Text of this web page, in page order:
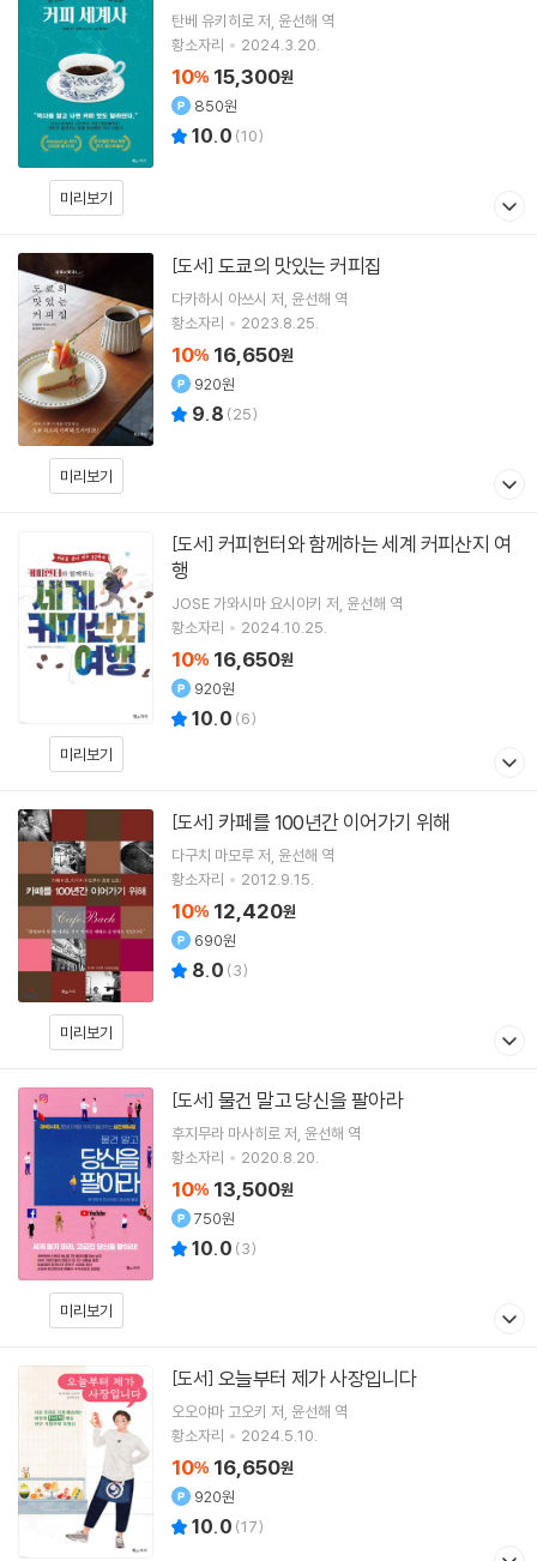
미리보기
탄베 유키히로 저 윤선해 역
황소자리
2024.3.20.
10% 15,300원
850원
10.0 (10)
미리보기
[도서] 도쿄의 맛있는 커피집
다카하시 아쓰시 저 윤선해 역
황소자리
2023.8.25.
10% 16,650원
920원
9.8 (25)
미리보기
[도서]
행
JOSE 가와시마 요시아키 저 윤선해 역
황소자리
2024.10.25.
10% 16,650원
920원
10.0 (6)
미리보기
[도서] 카페를 100년간 이어가기 위해
다구치 마모루저 윤선해 역
황소자리
2012.9.15.
10% 12,420원
690원
8.0 (3)
미리보기
[도서] 물건 말고 당신을 팔아라
후지무라 마사히로 저 윤선해 역
황소자리
2020.8.20.
10% 13,500원
750원
10.0 (3)
[도서] 오늘부터 제가 사장입니다
오오야마 고오키 저 윤선해 역
황소자리
2024.5.10.
10% 16,650원
920원
10.0 (17)